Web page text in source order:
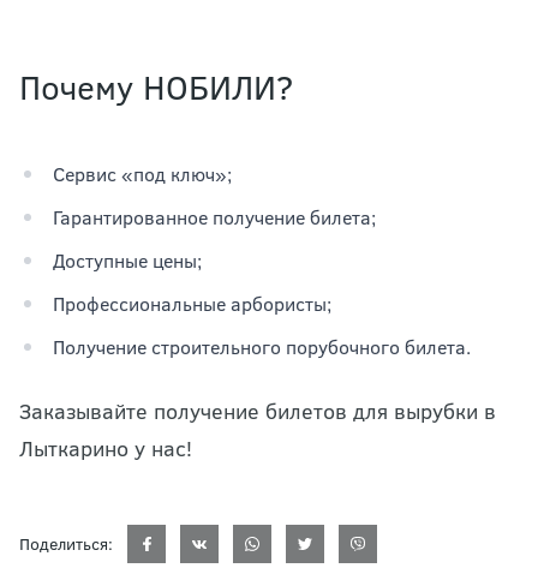
Почему НОБИЛИ?
Сервис «под ключ»;
Гарантированное получение билета;
Доступные цены;
Профессиональные арбористы;
Получение строительного порубочного билета.
Заказывайте получение билетов для вырубки в
Лыткарино у нас!
Поделиться: